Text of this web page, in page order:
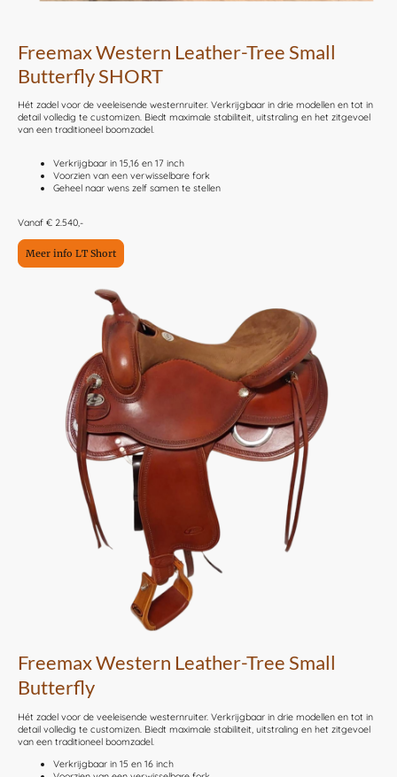
Freemax Western Leather-Tree Small
Butterfly SHORT
Hét zadel voor de veeleisende westernruiter. Verkrijgbaar in drie modellen en tot in
detail volledig te customizen. Biedt maximale stabiliteit, uitstraling en het zitgevoel
van een traditioneel boomzadel.
Verkrijgbaar in 15,16 en 17 inch
Voorzien van een verwisselbare fork
Geheel naar wens zelf samen te stellen
Vanaf € 2.540,-
Meer info LT Short
Freemax Western Leather-Tree Small
Butterfly
Hét zadel voor de veeleisende westernruiter. Verkrijgbaar in drie modellen en tot in
detail volledig te customizen. Biedt maximale stabiliteit, uitstraling en het zitgevoel
van een traditioneel boomzadel.
Verkrijgbaar in 15 en 16 inch